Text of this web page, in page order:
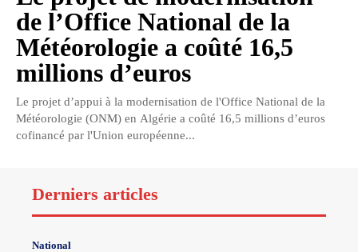
de l’Office National de la
Météorologie a coûté 16,5
millions d’euros
Le projet d’appui à la modernisation de l'Office National de la
Météorologie (ONM) en Algérie a coûté 16,5 millions d’euros
cofinancé par l'Union européenne...
Derniers articles
National